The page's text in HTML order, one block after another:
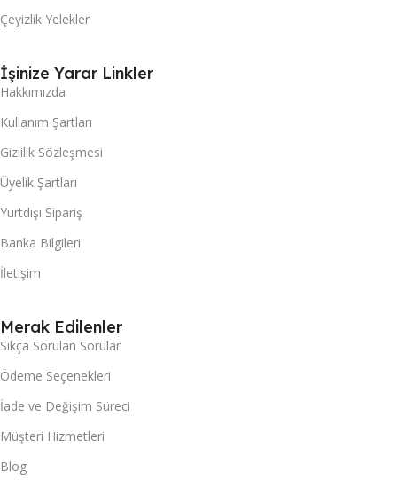
Çeyizlik Yelekler
İşinize Yarar Linkler
Hakkımızda
Kullanım Şartları
Gizlilik Sözleşmesi
Üyelik Şartları
Yurtdışı Sipariş
Banka Bilgileri
İletişim
Merak Edilenler
Sıkça Sorulan Sorular
Ödeme Seçenekleri
İade ve Değişim Süreci
Müşteri Hizmetleri
Blog